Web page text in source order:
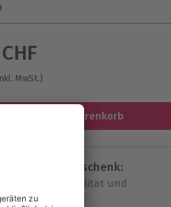
MwSt.)
In den Warenkorb
passende Geschenk:
volle Flexibilität und